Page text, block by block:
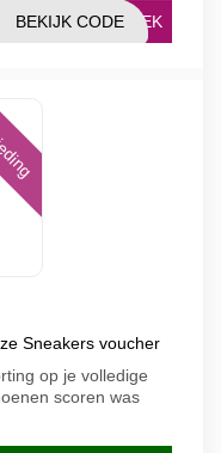
A3EK
BEKIJK CODE
Sneakers voucher
op je volledige
scoren was